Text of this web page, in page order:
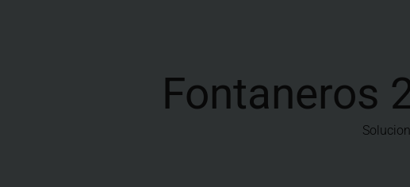
Fontaneros